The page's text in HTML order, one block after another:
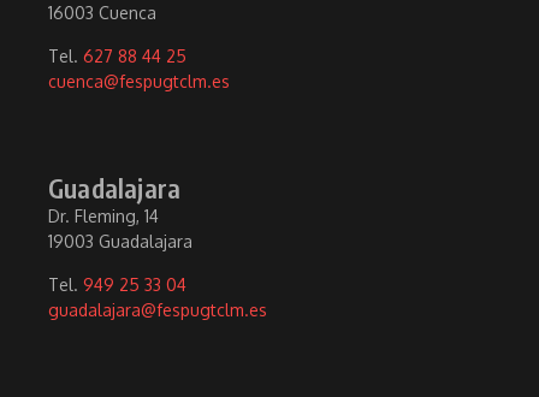
16003 Cuenca
Tel. 627 88 44 25
cuenca@fespugtclm.es
Guadalajara
Dr. Fleming, 14
19003 Guadalajara
Tel. 949 25 33 04
guadalajara@fespugtclm.es